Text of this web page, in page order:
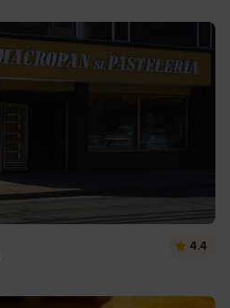
4.4